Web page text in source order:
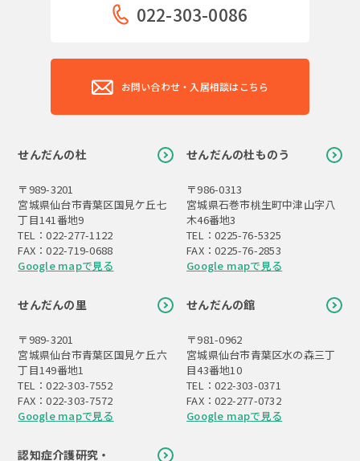
022-303-0086
お問い合わせ・入居相談はこちら
せんだんの杜
〒989-3201
宮城県仙台市青葉区国見ケ丘七
丁目141番地9
TEL：022-277-1122
FAX：022-719-0688
Google mapで見る
せんだんの杜ものう
〒986-0313
宮城県石巻市桃生町中津山字八
木46番地3
TEL：0225-76-5325
FAX：0225-76-2853
Google mapで見る
せんだんの里
〒989-3201
宮城県仙台市青葉区国見ケ丘六
丁目149番地1
TEL：022-303-7552
FAX：022-303-7572
Google mapで見る
せんだんの館
〒981-0962
宮城県仙台市青葉区水の森三丁
目43番地10
TEL：022-303-0371
FAX：022-277-0732
Google mapで見る
認知症介護研究・